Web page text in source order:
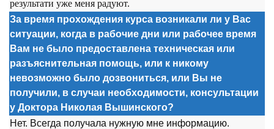
результати уже меня радуют.
За время прохождения курса возникали ли у Вас
ситуации, когда в рабочие дни или рабочее время
Вам не было предоставлена техническая или
разъяснительная помощь, или к никому
невозможно было дозвониться, или Вы не
получили, в случаи необходимости, консультации
у Доктора Николая Вышинского?
Нет. Всегда получала нужную мне информацию.